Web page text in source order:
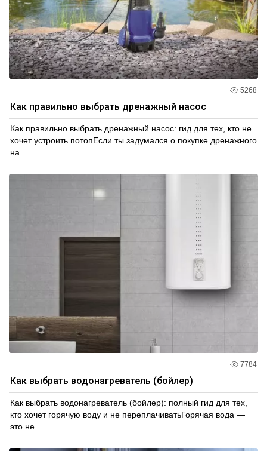
5268
Как правильно выбрать дренажный насос
Как правильно выбрать дренажный насос: гид для тех, кто не
хочет устроить потопЕсли ты задумался о покупке дренажного
на...
7784
Как выбрать водонагреватель (бойлер)
Как выбрать водонагреватель (бойлер): полный гид для тех,
кто хочет горячую воду и не переплачиватьГорячая вода —
это не...